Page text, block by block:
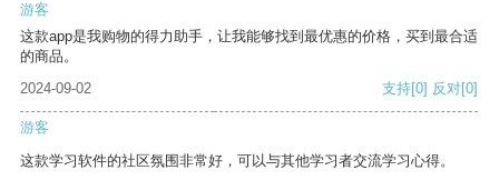
游客
这款app是我购物的得力助手，让我能够找到最优惠的价格，买到最合适
的商品。
2024-09-02
支持[0] 反对[0]
游客
这款学习软件的社区氛围非常好，可以与其他学习者交流学习心得。